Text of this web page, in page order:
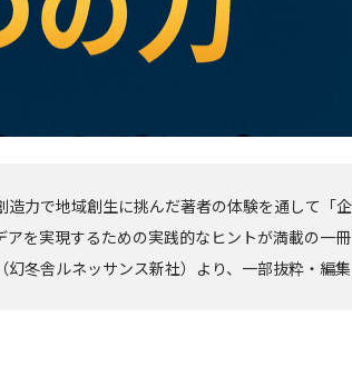
造力で地域創生に挑んだ著者の体験を通して「
アを実現するための実践的なヒントが満載の一
幻冬舎ルネッサンス新社）より、一部抜粋・編集